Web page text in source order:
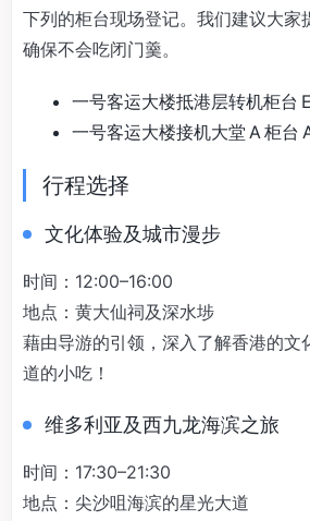
下列的柜台现场登记。我们建议大家
确保不会吃闭门羹。
一号客运大楼抵港层转机柜台
一号客运大楼接机大堂 A 柜台
行程选择
文化体验及城市漫步
时间：12:00–16:00
地点：黄大仙祠及深水埗
藉由导游的引领，深入了解香港的文
道的小吃！
维多利亚及西九龙海滨之旅
时间：17:30–21:30
地点：尖沙咀海滨的星光大道